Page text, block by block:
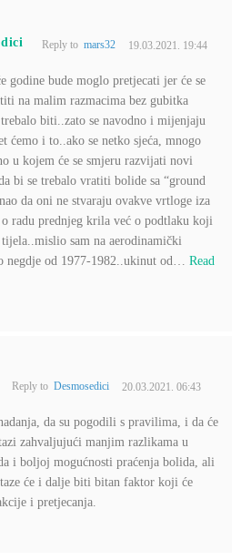
Reply to mars32 19.03.2021. 19:44
godine bude moglo pretjecati jer će se
na malim razmacima bez gubitka
biti..zato se navodno i mijenjaju
i to..ako se netko sjeća, mnogo
u kojem će se smjeru razvijati novi
bi se trebalo vratiti bolide sa “ground
da oni ne stvaraju ovakve vrtloge iza
radu prednjeg krila već o podtlaku koji
sam na aerodinamički
negdje od 1977-1982..ukinut od… Read
Reply toDesmosedici 20.03.2021. 06:43
da su pogodili s pravilima, i da će
zahvaljujući manjim razlikama u
i boljoj mogućnosti praćenja bolida, ali
će i dalje biti bitan faktor koji će
i pretjecanja.